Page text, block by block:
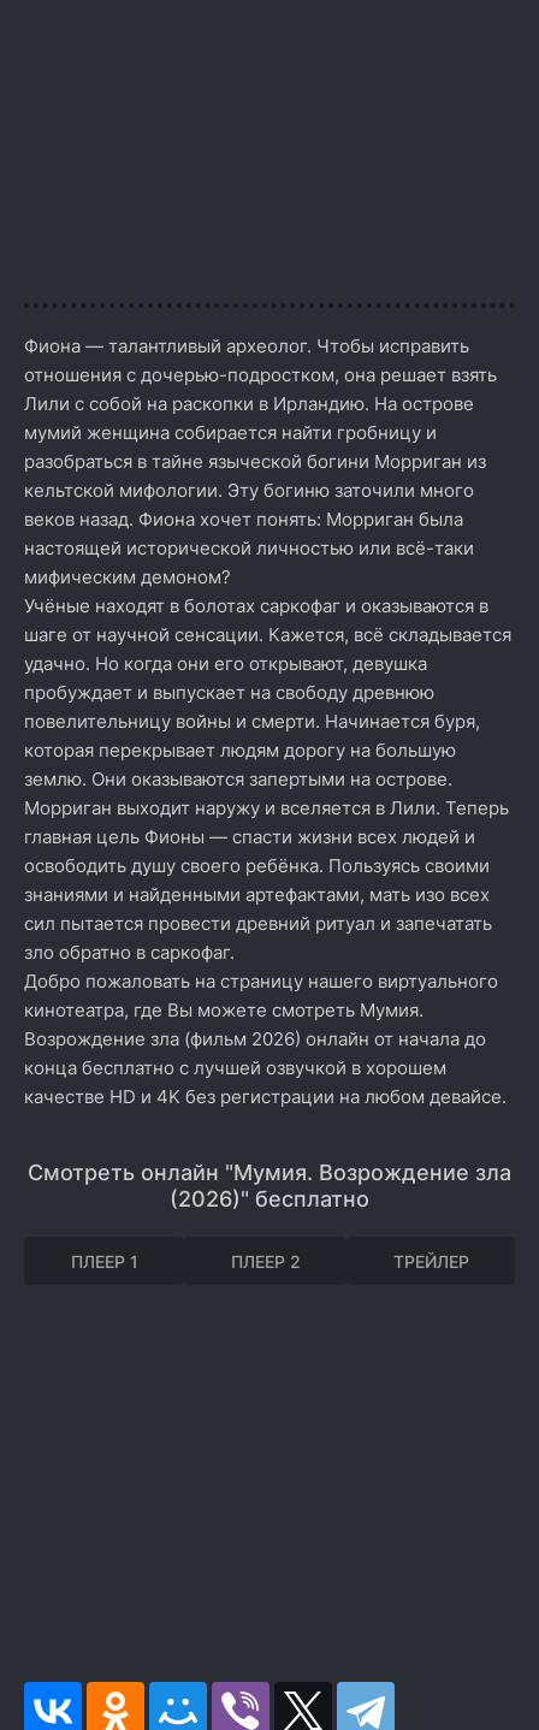
Фиона — талантливый археолог. Чтобы исправить
отношения с дочерью-подростком, она решает взять
Лили с собой на раскопки в Ирландию. На острове
мумий женщина собирается найти гробницу и
разобраться в тайне языческой богини Морриган из
кельтской мифологии. Эту богиню заточили много
веков назад. Фиона хочет понять: Морриган была
настоящей исторической личностью или всё-таки
мифическим демоном?
Учёные находят в болотах саркофаг и оказываются в
шаге от научной сенсации. Кажется, всё складывается
удачно. Но когда они его открывают, девушка
пробуждает и выпускает на свободу древнюю
повелительницу войны и смерти. Начинается буря,
которая перекрывает людям дорогу на большую
землю. Они оказываются запертыми на острове.
Морриган выходит наружу и вселяется в Лили. Теперь
главная цель Фионы — спасти жизни всех людей и
освободить душу своего ребёнка. Пользуясь своими
знаниями и найденными артефактами, мать изо всех
сил пытается провести древний ритуал и запечатать
зло обратно в саркофаг.
Добро пожаловать на страницу нашего виртуального
кинотеатра, где Вы можете смотреть Мумия.
Возрождение зла (фильм 2026) онлайн от начала до
конца бесплатно с лучшей озвучкой в хорошем
качестве HD и 4K без регистрации на любом девайсе.
Смотреть онлайн "Мумия. Возрождение зла
(2026)" бесплатно
ПЛЕЕР 1 ПЛЕЕР 2 ТРЕЙЛЕР